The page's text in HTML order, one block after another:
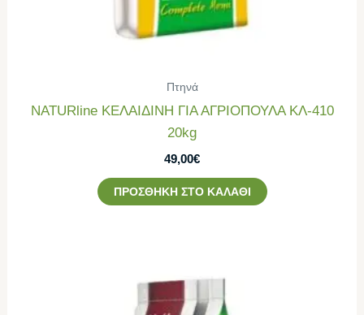
Πτηνά
NATURline ΚΕΛΑΙΔΙΝΗ ΓΙΑ ΑΓΡΙΟΠΟΥΛΑ ΚΛ-410
20kg
49,00€
ΠΡΟΣΘΉΚΗ ΣΤΟ ΚΑΛΆΘΙ